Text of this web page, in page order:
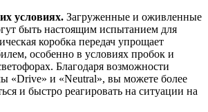
условиях. Загруженные и оживленные
быть настоящим испытанием для
коробка передач упрощает
особенно в условиях пробок и
Благодаря возможности
«Drive» и «Neutral», вы можете более
и быстро реагировать на ситуации на